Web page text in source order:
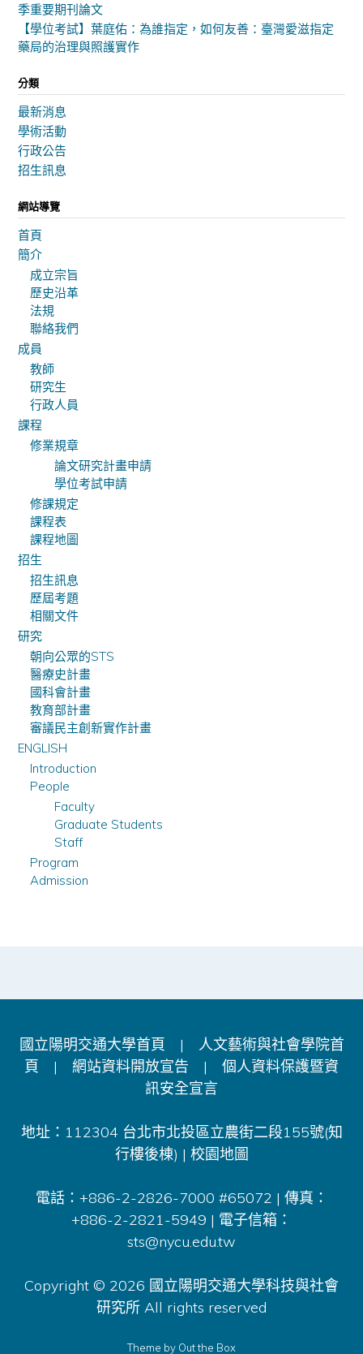
季重要期刊論文
【學位考試】葉庭佑：為誰指定，如何友善：臺灣愛滋指定
藥局的治理與照護實作
分類
最新消息
學術活動
行政公告
招生訊息
網站導覽
首頁
簡介
成立宗旨
歷史沿革
法規
聯絡我們
成員
教師
研究生
行政人員
課程
修業規章
論文研究計畫申請
學位考試申請
修課規定
課程表
課程地圖
招生
招生訊息
歷屆考題
相關文件
研究
朝向公眾的STS
醫療史計畫
國科會計畫
教育部計畫
審議民主創新實作計畫
ENGLISH
Introduction
People
Faculty
Graduate Students
Staff
Program
Admission
國立陽明交通大學首頁 |
人文藝術與社會學院首
頁 | 網站資料開放宣告 | 個人資料保護暨資
訊安全宣言
地址：112304 台北市北投區立農街二段155號(知
行樓後棟) | 校園地圖
電話：+886-2-2826-7000 #65072 | 傳真：
+886-2-2821-5949 | 電子信箱：
sts@nycu.edu.tw
Copyright © 2026 國立陽明交通大學科技與社會
研究所 All rights reserved
Theme by Out the Box